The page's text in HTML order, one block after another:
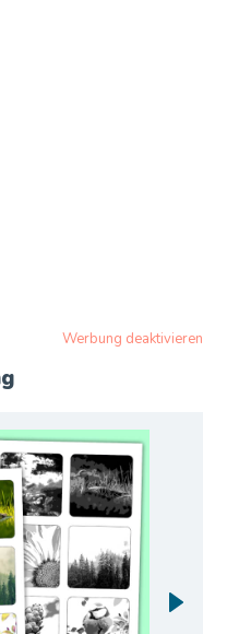
Werbung deaktivieren